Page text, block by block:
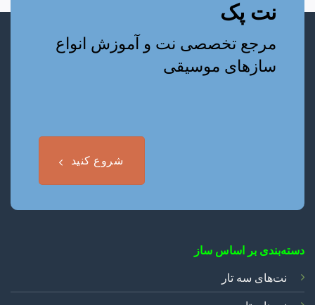
نت پک
مرجع تخصصی نت و آموزش انواع
سازهای موسیقی
شروع کنید
دسته‌بندی بر اساس ساز
نت‌های سه تار